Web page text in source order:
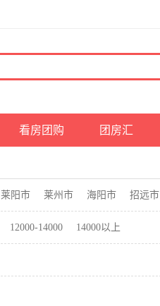
看房团购 团房汇
莱阳市 莱州市 海阳市 招远市
12000-14000 14000以上